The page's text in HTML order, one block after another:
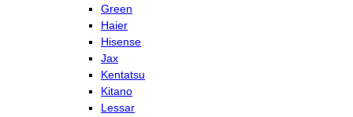
Green
Haier
Hisense
Jax
Kentatsu
Kitano
Lessar